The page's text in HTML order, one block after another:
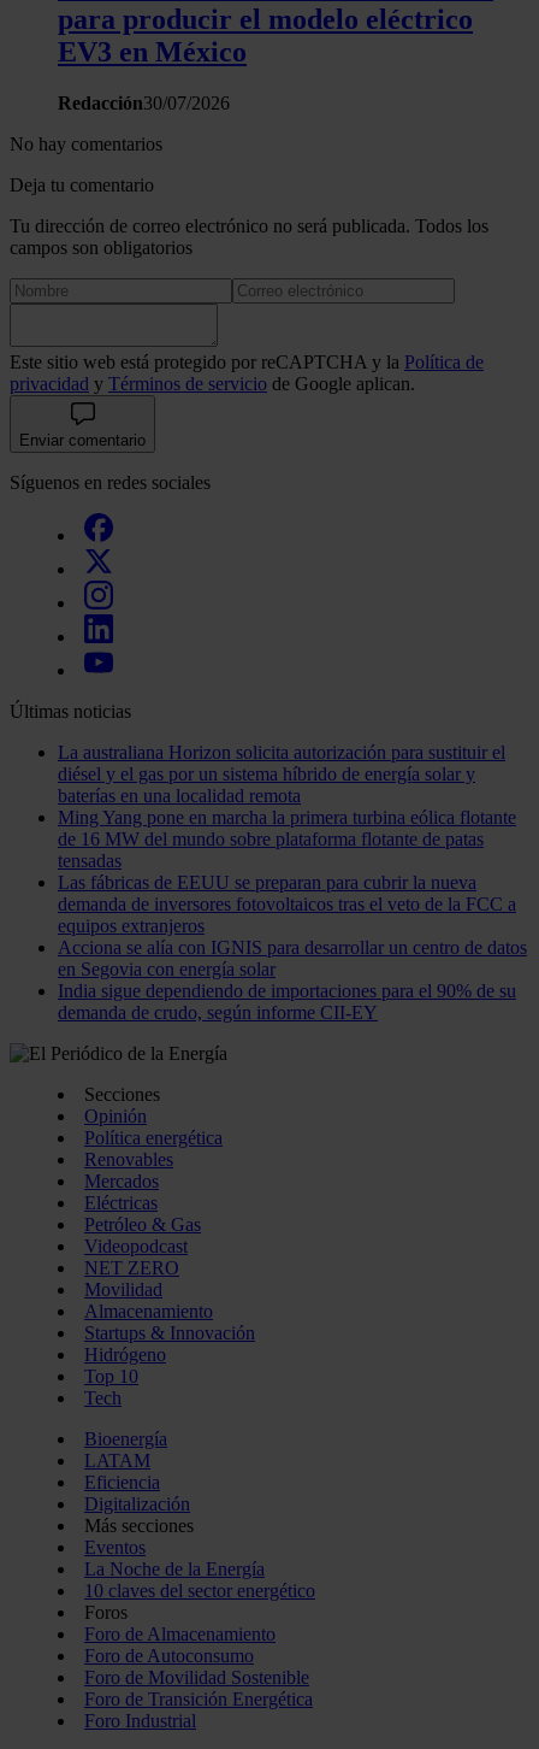
para producir el modelo eléctrico
EV3 en México
Redacción30/07/2026
No hay comentarios
Deja tu comentario
Tu dirección de correo electrónico no será publicada. Todos los
campos son obligatorios
Este sitio web está protegido por reCAPTCHA y la Política de
privacidad y Términos de servicio de Google aplican.
Enviar comentario
Síguenos en redes sociales
Últimas noticias
La australiana Horizon solicita autorización para sustituir el
diésel y el gas por un sistema híbrido de energía solar y
baterías en una localidad remota
Ming Yang pone en marcha la primera turbina eólica flotante
de 16 MW del mundo sobre plataforma flotante de patas
tensadas
Las fábricas de EEUU se preparan para cubrir la nueva
demanda de inversores fotovoltaicos tras el veto de la FCC a
equipos extranjeros
Acciona se alía con IGNIS para desarrollar un centro de datos
en Segovia con energía solar
India sigue dependiendo de importaciones para el 90% de su
demanda de crudo, según informe CII-EY
Secciones
Opinión
Política energética
Renovables
Mercados
Eléctricas
Petróleo & Gas
Videopodcast
NET ZERO
Movilidad
Almacenamiento
Startups & Innovación
Hidrógeno
Top 10
Tech
Bioenergía
LATAM
Eficiencia
Digitalización
Más secciones
Eventos
La Noche de la Energía
10 claves del sector energético
Foros
Foro de Almacenamiento
Foro de Autoconsumo
Foro de Movilidad Sostenible
Foro de Transición Energética
Foro Industrial